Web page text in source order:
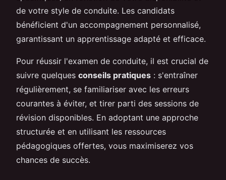
de votre style de conduite. Les candidats
bénéficient d'un accompagnement personnalisé,
garantissant un apprentissage adapté et efficace.
Pour réussir l'examen de conduite, il est crucial de
suivre quelques conseils pratiques : s'entraîner
régulièrement, se familiariser avec les erreurs
courantes à éviter, et tirer parti des sessions de
révision disponibles. En adoptant une approche
structurée et en utilisant les ressources
pédagogiques offertes, vous maximiserez vos
chances de succès.